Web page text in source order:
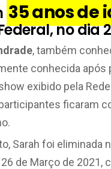
35 anos de
no dia
, também
conhecida após
exibido pela
ficaram
Sarah foi eliminada
de Março de 2021,